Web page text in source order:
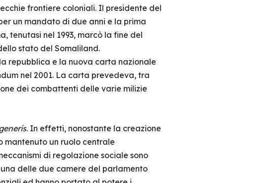
frontiere coloniali. Il presidente del
un mandato di due anni e la prima
tenutasi nel 1993, marcò la fine del
stato del Somaliland.
repubblica e la nuova carta nazionale
nel 2001. La carta prevedeva, tra
dei combattenti delle varie milizie
. In effetti, nonostante la creazione
mantenuto un ruolo centrale
di regolazione sociale sono
delle due camere del parlamento